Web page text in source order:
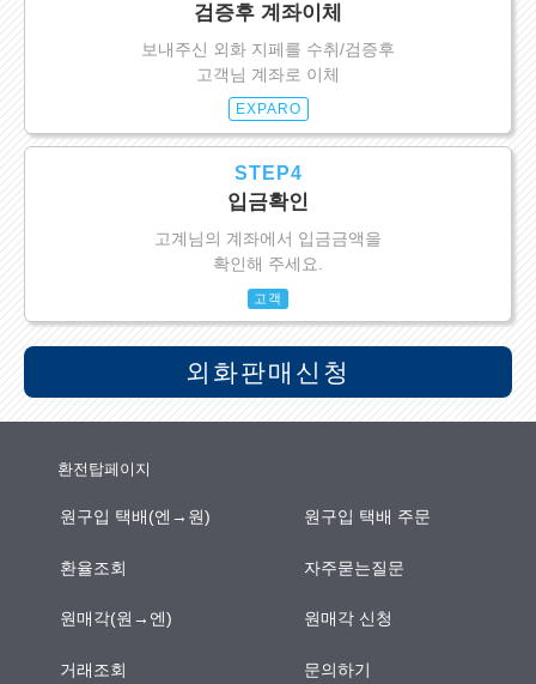
검증후 계좌이체
보내주신 외화 지페를 수취/검증후
고객님 계좌로 이체
EXPARO
STEP4
입금확인
고계님의 계좌에서 입금금액을
확인해 주세요.
고객
외화판매신청
환전탑페이지
원구입 택배(엔→원) 원구입 택배 주문
환율조회 자주묻는질문
원매각(원→엔) 원매각 신청
거래조회 문의하기